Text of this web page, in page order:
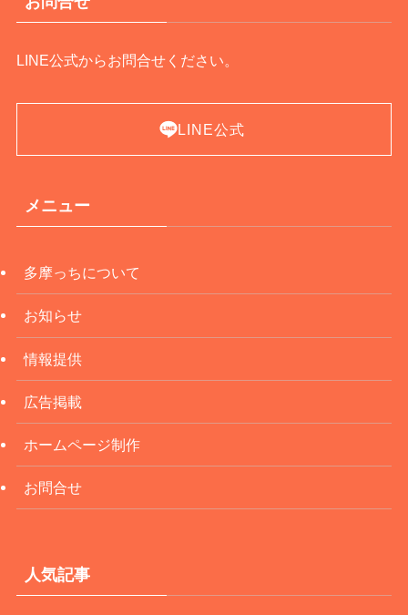
LINE公式からお問合せください。
LINE公式
メニュー
多摩っちについて
お知らせ
情報提供
広告掲載
ホームページ制作
お問合せ
人気記事